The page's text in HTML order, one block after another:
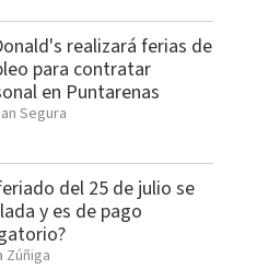
realizará ferias de
para contratar
en Puntarenas
Segura
del 25 de julio se
y es de pago
Zúñiga